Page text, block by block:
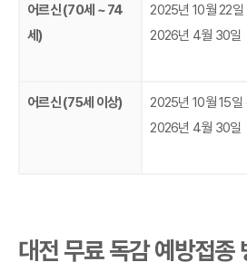
어르신 (70세 ~ 74
세)
2025년 10월 22
2026년 4월 30일
어르신 (75세 이상)
2025년 10월 15
2026년 4월 30일
대전 무료 독감 예방접종